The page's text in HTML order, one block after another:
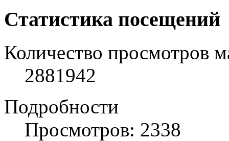
Статистика посещений
Количество просмотров
2881942
Подробности
Просмотров: 2338